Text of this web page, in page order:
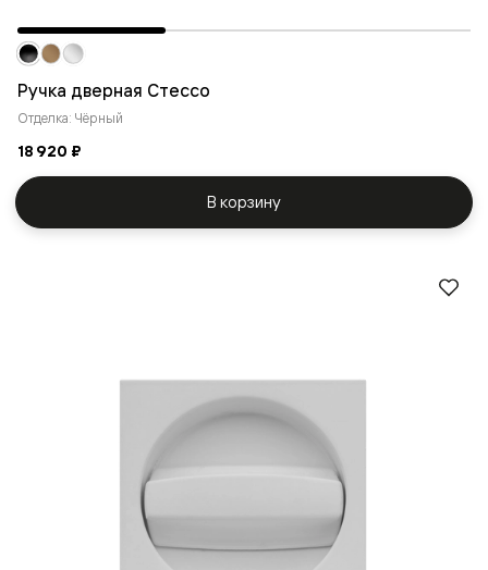
Ручка дверная Стессо
Отделка: Чёрный
18 920 ₽
В корзину